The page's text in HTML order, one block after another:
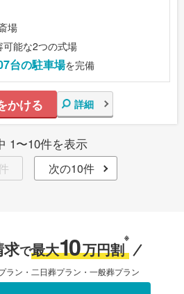
場
可能な2つの式場
台の駐車場を完備
かける 詳細
1〜10件を表示
次の10件
求で最大10万円割
※
ラン・二日葬プラン・一般葬プラン